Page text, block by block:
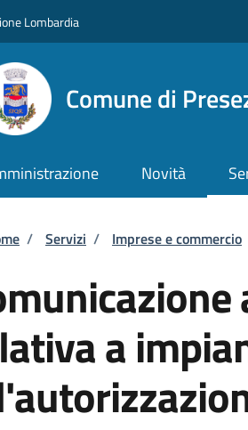
Lombardia
Comune di
Novità
di pane
/ Servizi / Imprese e commercio
a